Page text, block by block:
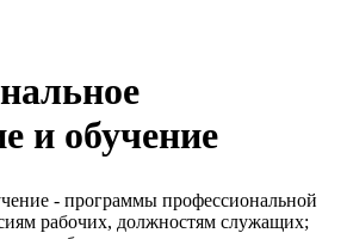
и обучение
- программы профессиональной
рабочих, должностям служащих;